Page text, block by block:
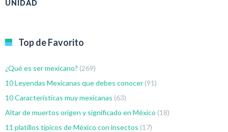
UNIDAD
Top de Favorito
¿Qué es ser mexicano? (269)
10 Leyendas Mexicanas que debes conocer (91)
10 Características muy mexicanas (63)
Altar de muertos origen y significado en México (18)
11 platillos típicos de México con insectos (17)